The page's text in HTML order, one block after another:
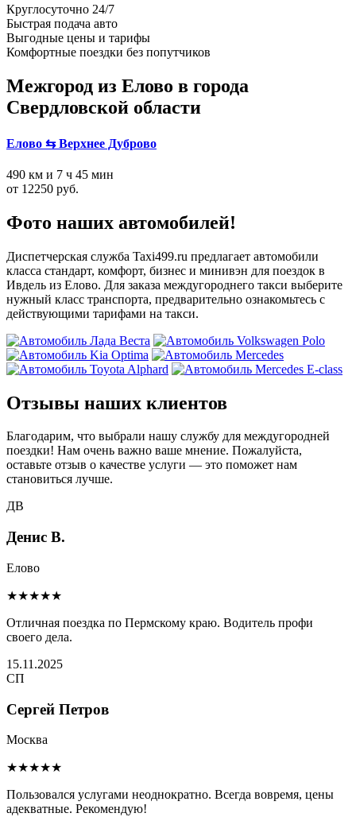
Круглосуточно 24/7
Быстрая подача авто
Выгодные цены и тарифы
Комфортные поездки без попутчиков
Межгород из Елово в города
Свердловской области
Елово ⇆ Верхнее Дуброво
490 км и 7 ч 45 мин
от 12250 руб.
Фото наших автомобилей!
Диспетчерская служба Taxi499.ru предлагает автомобили
класса стандарт, комфорт, бизнес и минивэн для поездок в
Ивдель из Елово. Для заказа междугороднего такси выберите
нужный класс транспорта, предварительно ознакомьтесь с
действующими тарифами на такси.
Отзывы наших клиентов
Благодарим, что выбрали нашу службу для междугородней
поездки! Нам очень важно ваше мнение. Пожалуйста,
оставьте отзыв о качестве услуги — это поможет нам
становиться лучше.
ДВ
Денис В.
Елово
★★★★★
Отличная поездка по Пермскому краю. Водитель профи
своего дела.
15.11.2025
СП
Сергей Петров
Москва
★★★★★
Пользовался услугами неоднократно. Всегда вовремя, цены
адекватные. Рекомендую!